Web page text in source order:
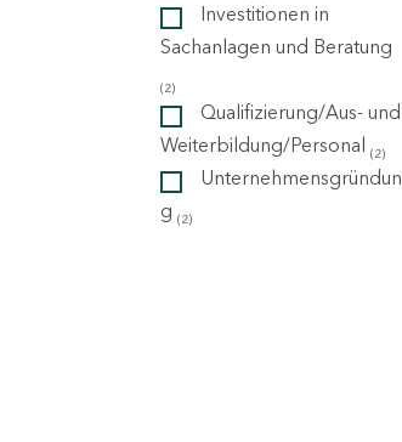
Investitionen in
Sachanlagen und Beratung
(2)
Qualifizierung/Aus- und
Weiterbildung/Personal (2)
Unternehmensgründun
g (2)